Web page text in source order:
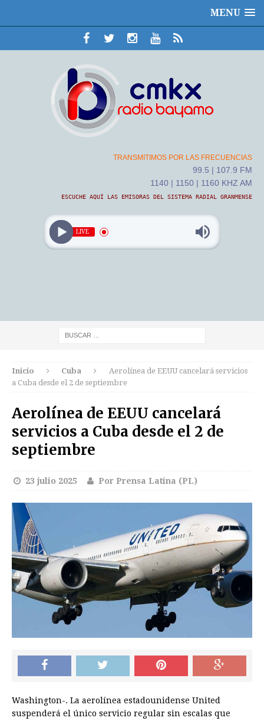
MENU
TRANSMITIMOS POR LAS FRECUENCIAS
99.5 | 107.9 FM
1140 | 1150 | 1160 KHZ AM
ESCUCHE AQUÍ LAS EMISORAS DEL SISTEMA RADIAL GRANMENSE
LIVE
Inicio Cuba
Aerolínea de EEUU cancelará servicios
a Cuba desde el 2 de septiembre
Aerolínea de EEUU cancelará
servicios a Cuba desde el 2 de
septiembre
23 julio 2025 Por Prensa Latina (PL)
Washington-. La aerolínea estadounidense United
suspenderá el único servicio regular sin escalas que